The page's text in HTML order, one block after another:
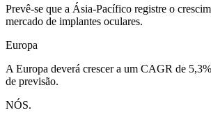
Prevê-se que a Ásia-Pacífico registre o
mercado de implantes oculares.
Europa
A Europa deverá crescer a um CAGR de
de previsão.
NÓS.